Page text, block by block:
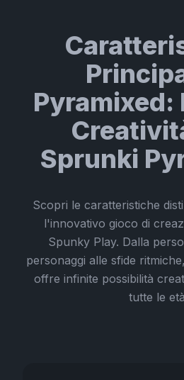
Pyramixed:
Sprunki
Scopri le caratteristiche
l'innovativo gioco di
Spunky Play. Dalla
personaggi alle sfide
offre infinite possibilità
tutte le